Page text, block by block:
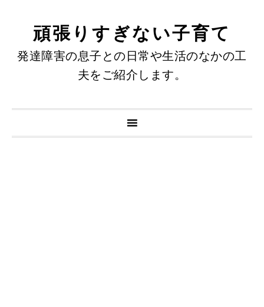
頑張りすぎない子育て
発達障害の息子との日常や生活のなかの工
夫をご紹介します。